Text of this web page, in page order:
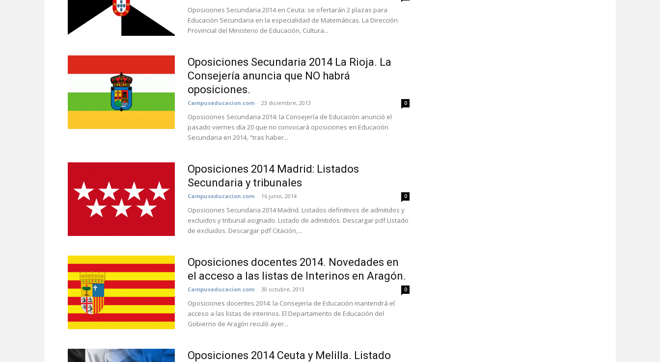
Oposiciones Secundaria 2014 en Ceuta: se ofertarán 2 plazas para
Educación Secundaria en la especialidad de Matemáticas. La Dirección
Provincial del Ministerio de Educación, Cultura...
Oposiciones Secundaria 2014 La Rioja. La
Consejería anuncia que NO habrá
oposiciones.
Campuseducacion.com - 23 diciembre, 2013 0
Oposiciones Secundaria 2014: la Consejería de Educación anunció el
pasado viernes día 20 que no convocará oposiciones en Educación
Secundaria en 2014, "tras haber...
Oposiciones 2014 Madrid: Listados
Secundaria y tribunales
Campuseducacion.com - 16 junio, 2014 0
Oposiciones Secundaria 2014 Madrid. Listados definitivos de admitidos y
excluidos y tribunal asignado. Listado de admitidos. Descargar pdf Listado
de excluidos. Descargar pdf Citación,...
Oposiciones docentes 2014. Novedades en
el acceso a las listas de Interinos en Aragón.
Campuseducacion.com - 30 octubre, 2013 0
Oposiciones docentes 2014: la Consejería de Educación mantendrá el
acceso a las listas de interinos. El Departamento de Educación del
Gobierno de Aragón reculó ayer...
Oposiciones 2014 Ceuta y Melilla. Listado